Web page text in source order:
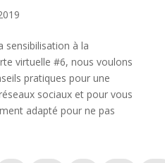
sensibilisation à la
virtuelle #6, nous voulons
pratiques pour une
sociaux et pour vous
adapté pour ne pas